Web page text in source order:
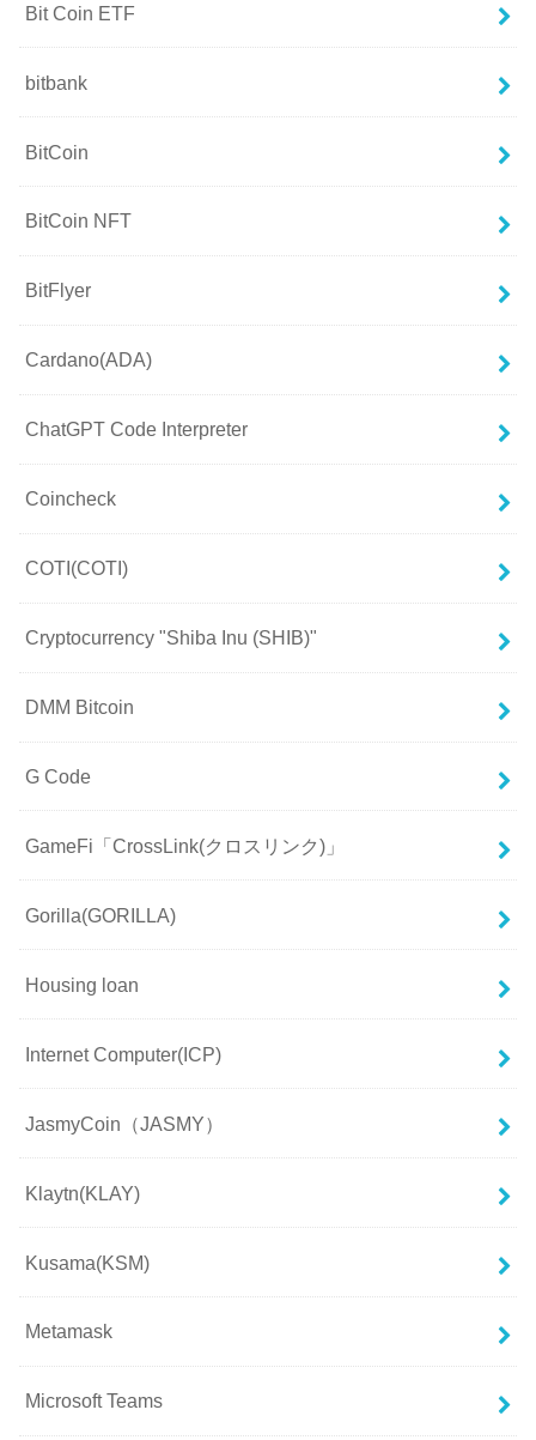
Bit Coin ETF
bitbank
BitCoin
BitCoin NFT
BitFlyer
Cardano(ADA)
ChatGPT Code Interpreter
Coincheck
COTI(COTI)
Cryptocurrency "Shiba Inu (SHIB)"
DMM Bitcoin
G Code
GameFi「CrossLink(クロスリンク)」
Gorilla(GORILLA)
Housing loan
Internet Computer(ICP)
JasmyCoin（JASMY）
Klaytn(KLAY)
Kusama(KSM)
Metamask
Microsoft Teams